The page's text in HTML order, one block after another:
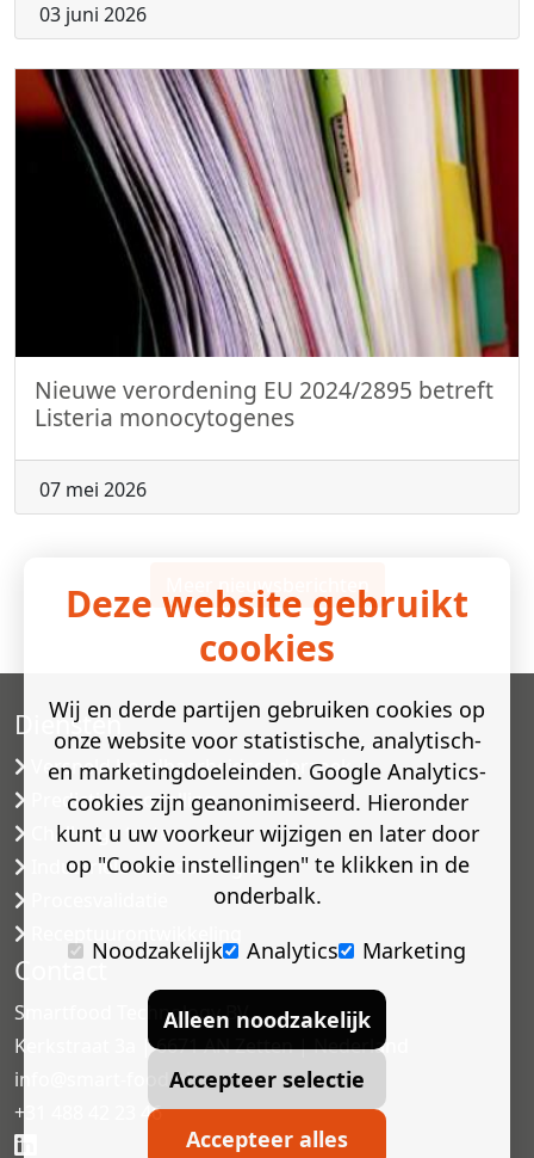
03 juni 2026
Nieuwe verordening EU 2024/2895 betreft
Listeria monocytogenes
07 mei 2026
Meer nieuwsberichten
Diensten
Versneld houdbaarheidsonderzoek
Predictive modelling
Challenge testen
Industriële microbiologie
Contact
Smartfood Technology BV
Kerkstraat 3a | 6671 AN Zetten | Nederland
info@smart-food.nl
+31 488 42 23 46
Deze website gebruikt
cookies
Wij en derde partijen gebruiken cookies op
onze website voor statistische, analytisch-
en marketingdoeleinden. Google Analytics-
cookies zijn geanonimiseerd. Hieronder
kunt u uw voorkeur wijzigen en later door
op "Cookie instellingen" te klikken in de
onderbalk.
Noodzakelijk
Analytics Marketing
Alleen noodzakelijk
Accepteer selectie
Accepteer alles